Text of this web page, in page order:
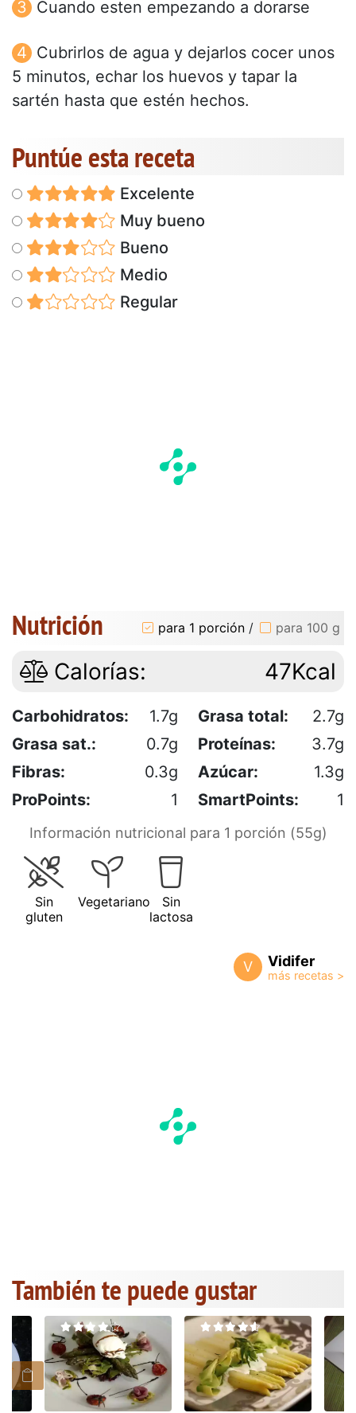
Cuando esten empezando a dorarse
Cubrirlos de agua y dejarlos cocer unos
5 minutos, echar los huevos y tapar la
sartén hasta que estén hechos.
Puntúe esta receta
Excelente
Muy bueno
Bueno
Medio
Regular
Nutrición para 1 porción / para 100 g
Calorías: 47Kcal
Carbohidratos: 1.7g Grasa total:
2.7g
Grasa sat.:
0.7g Proteínas:
3.7g
Fibras:
0.3g Azúcar:
1.3g
ProPoints:
1 SmartPoints: 1
Información nutricional para 1 porción (55g)
Sin
gluten
Vegetariano
Sin
lactosa
V Vidifer
También te puede gustar